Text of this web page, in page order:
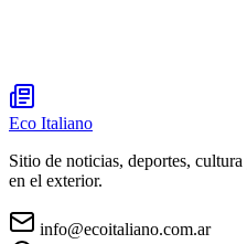
Eco Italiano
Sitio de noticias, deportes,
en el exterior.
info@ecoitaliano.com.ar